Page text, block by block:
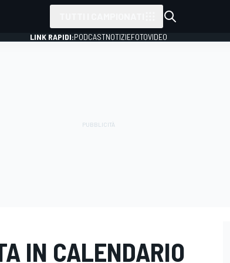
LINK RAPIDI:PODCASTNOTIZIEFOTOVIDEO
IN CALENDARIO